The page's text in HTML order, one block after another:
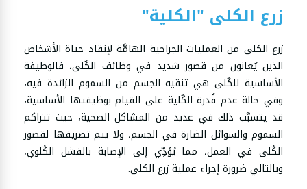
زرع الكلى "الكلية"
زرع الكلى من العمليات الجراحية الهامَّة لإنقاذ حياة الأشخاص
الذين يُعانون من قصور شديد في وظائف الكُلى، فالوظيفة
الأساسية للكُلى هي تنقية الجسم من السموم الزائدة فيه،
وفي حالة عدم قُدرة الكُلية على القيام بوظيفتها الأساسية،
قد يتسبَّب ذلك في عديد من المشاكل الصحية، حيث تتراكم
السموم والسوائل الضارة في الجسم، ولا يتم تصريفها لقصور
الكُلى في العمل، مما يُؤدِّي إلى الإصابة بالفشل الكُلوي،
وبالتالي ضرورة إجراء عملية زرع الكلى.